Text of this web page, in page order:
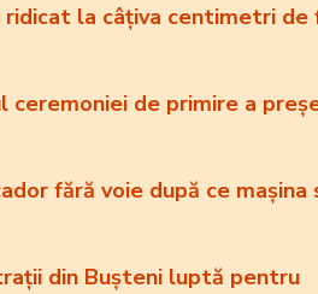
ridicat la câțiva centimetri
ceremoniei de primire a
fără voie după ce mașina
din Bușteni luptă pentru